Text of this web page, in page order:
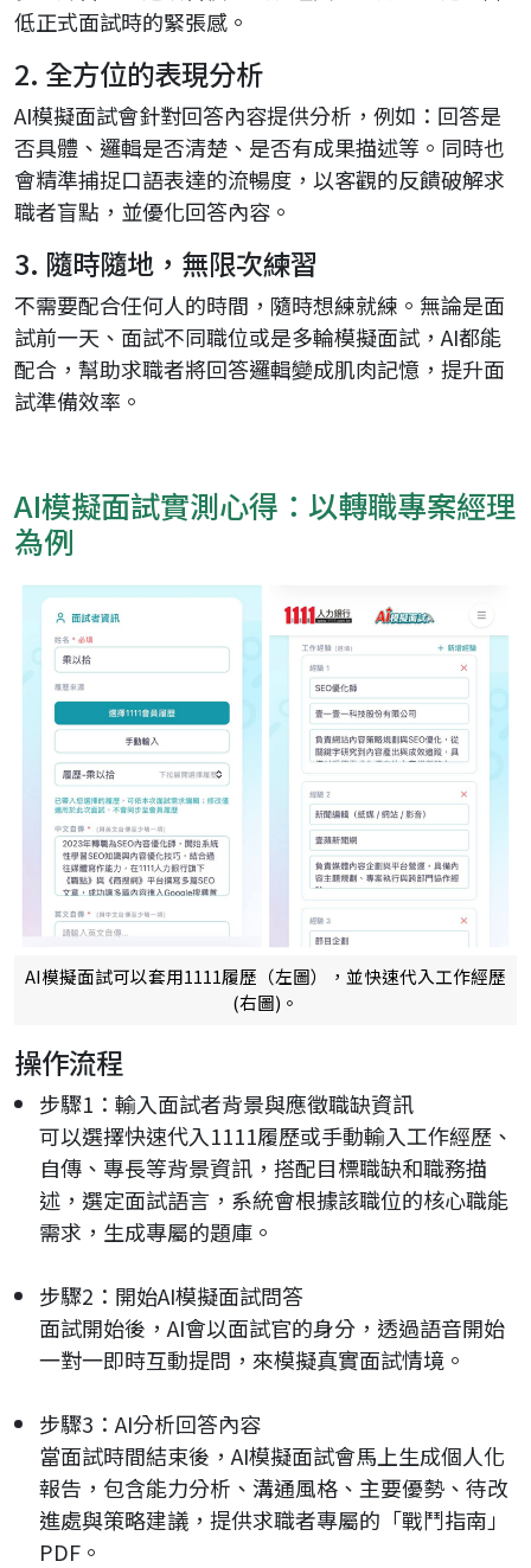
低正式面試時的緊張感。
2. 全方位的表現分析
AI模擬面試會針對回答內容提供分析，例如：回答是
否具體、邏輯是否清楚、是否有成果描述等。同時也
會精準捕捉口語表達的流暢度，以客觀的反饋破解求
職者盲點，並優化回答內容。
3. 隨時隨地，無限次練習
不需要配合任何人的時間，隨時想練就練。無論是面
試前一天、面試不同職位或是多輪模擬面試，AI都能
配合，幫助求職者將回答邏輯變成肌肉記憶，提升面
試準備效率。
AI模擬面試實測心得：以轉職專案經理
為例
AI模擬面試可以套用1111履歷（左圖），並快速代入工作經歷
(右圖)。
操作流程
步驟1：輸入面試者背景與應徵職缺資訊
可以選擇快速代入1111履歷或手動輸入工作經歷、
自傳、專長等背景資訊，搭配目標職缺和職務描
述，選定面試語言，系統會根據該職位的核心職能
需求，生成專屬的題庫。
步驟2：開始AI模擬面試問答
面試開始後，AI會以面試官的身分，透過語音開始
一對一即時互動提問，來模擬真實面試情境。
步驟3：AI分析回答內容
當面試時間結束後，AI模擬面試會馬上生成個人化
報告，包含能力分析、溝通風格、主要優勢、待改
進處與策略建議，提供求職者專屬的「戰鬥指南」
PDF。